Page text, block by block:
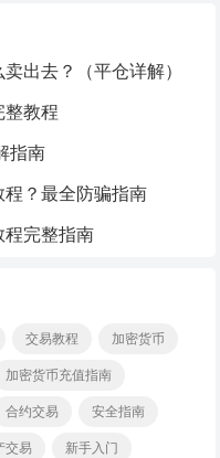
出去？（平仓详解）
整教程
指南
？最全防骗指南
程完整指南
交易教程
加密货币
加密货币充值指南
合约交易
安全指南
交易
新手入门